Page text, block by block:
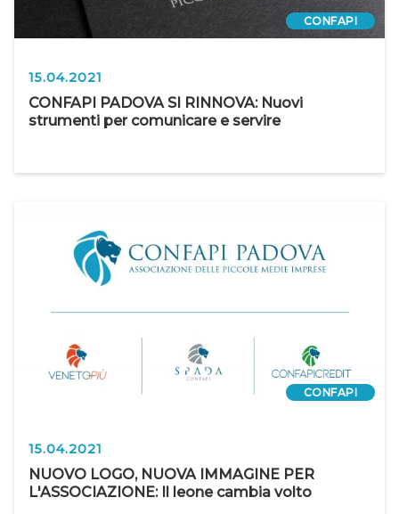
CONFAPI
15.04.2021
CONFAPI PADOVA SI RINNOVA: Nuovi
strumenti per comunicare e servire
CONFAPI
15.04.2021
NUOVO LOGO, NUOVA IMMAGINE PER
L'ASSOCIAZIONE: Il leone cambia volto